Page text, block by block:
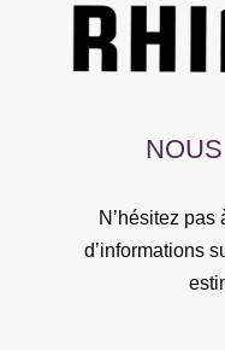
N’hésitez
d’informations